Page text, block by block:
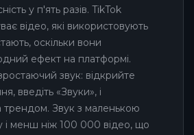
у п'ять разів. TikTok
відео, які використовують
оскільки вони
ефект на платформі.
звук: відкрийте
введіть «Звуки», і
трендом. Звук з маленькою
і менш ніж 100 000 відео, що